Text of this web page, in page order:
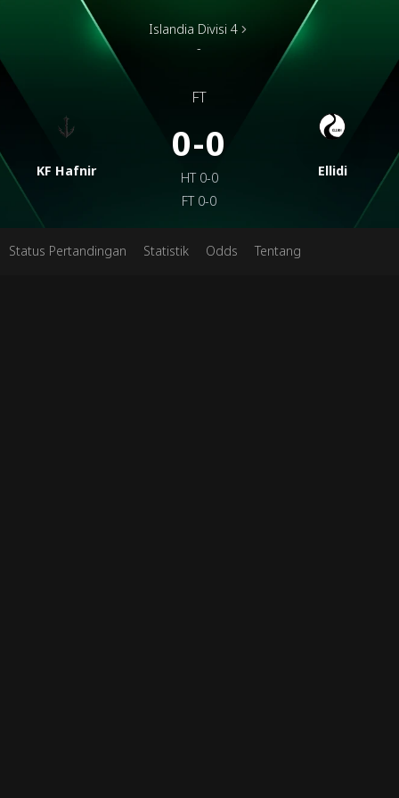
KF Hafnir
Islandia Divisi 4
-
FT
0-0
HT 0-0
FT 0-0
Ellidi
Status Pertandingan Statistik Odds Tentang